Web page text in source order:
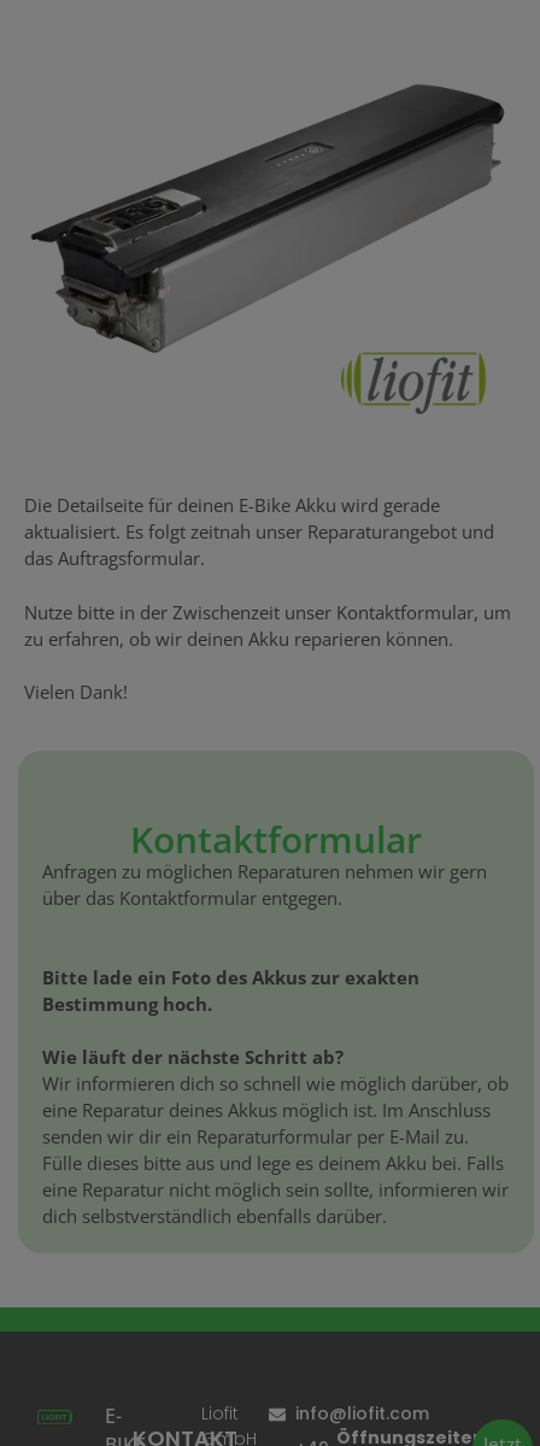
Die Detailseite für deinen E-Bike Akku wird gerade
aktualisiert. Es folgt zeitnah unser Reparaturangebot und
das Auftragsformular.
Nutze bitte in der Zwischenzeit unser Kontaktformular, um
zu erfahren, ob wir deinen Akku reparieren können.
Vielen Dank!
Kontaktformular
Anfragen zu möglichen Reparaturen nehmen wir gern
über das Kontaktformular entgegen.
Bitte lade ein Foto des Akkus zur exakten
Bestimmung hoch.
Wie läuft der nächste Schritt ab?
Wir informieren dich so schnell wie möglich darüber, ob
eine Reparatur deines Akkus möglich ist. Im Anschluss
senden wir dir ein Reparaturformular per E-Mail zu.
Fülle dieses bitte aus und lege es deinem Akku bei. Falls
eine Reparatur nicht möglich sein sollte, informieren wir
dich selbstverständlich ebenfalls darüber.
E-
KONTAKT
Liofit
GmbH
info@liofit.com
Öffnungszeiten: